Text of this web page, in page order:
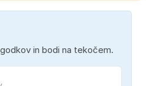
in bodi na tekočem.